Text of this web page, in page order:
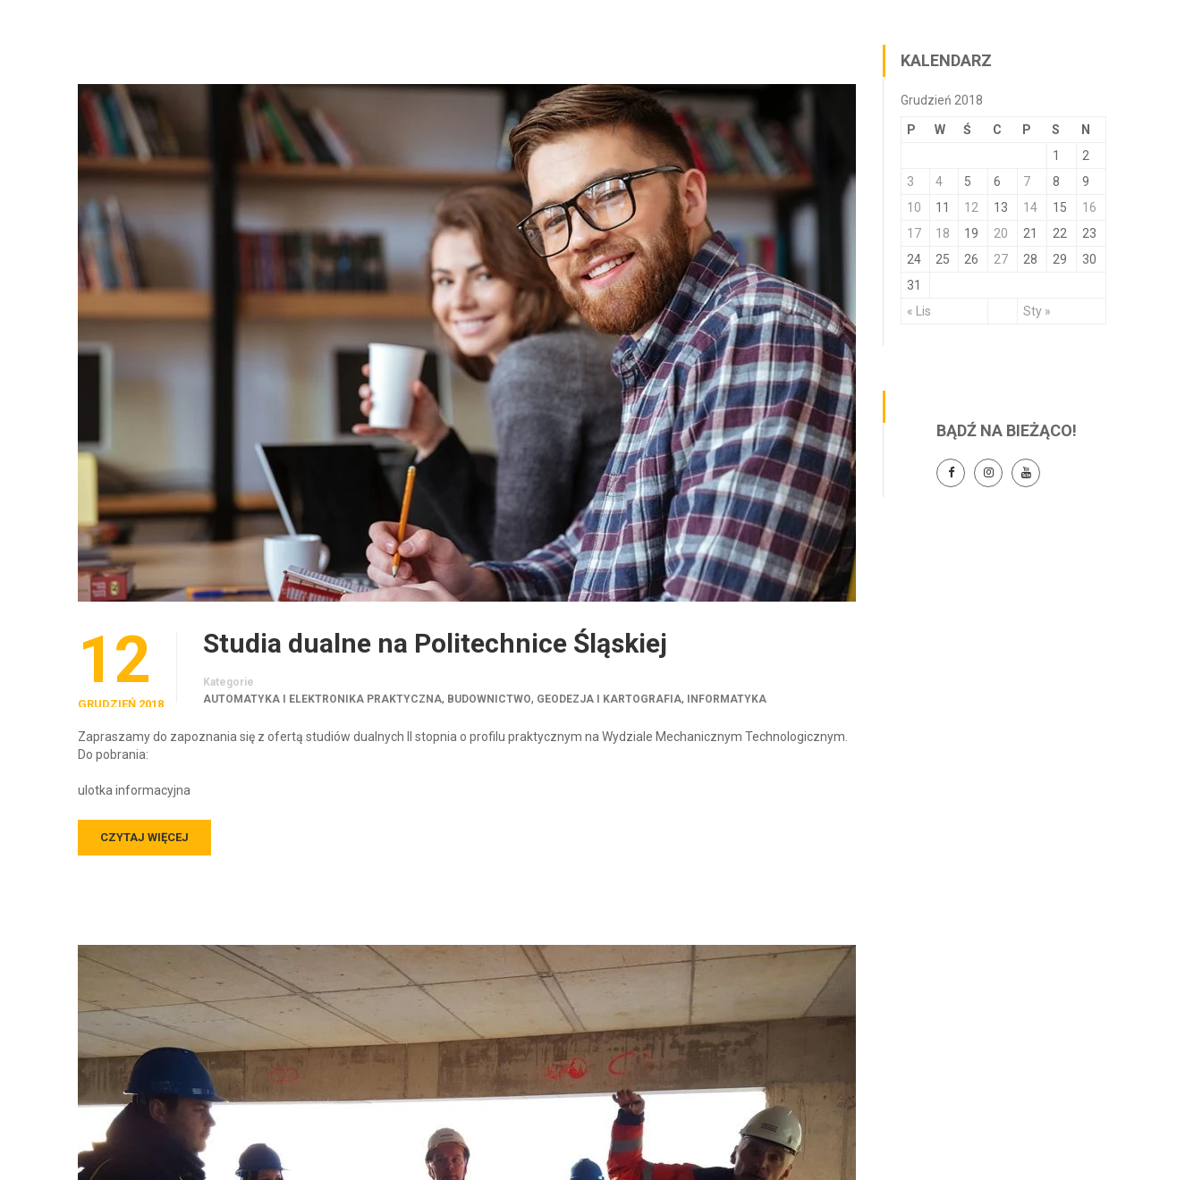
12
GRUDZIEŃ 2018
Studia dualne na Politechnice Śląskiej
Kategorie
AUTOMATYKA I ELEKTRONIKA PRAKTYCZNA, BUDOWNICTWO, GEODEZJA I KARTOGRAFIA, INFORMATYKA
Zapraszamy do zapoznania się z ofertą studiów dualnych II stopnia o profilu praktycznym na Wydziale Mechanicznym Technologicznym.
Do pobrania:
ulotka informacyjna
CZYTAJ WIĘCEJ
KALENDARZ
Grudzień 2018
P W Ś C P S N
« Lis Sty »
1
2
3
4 5 6 7 8
9
10
11 12 13 14 15
16
17
18 19 20 21 22
23
24
25 26 27 28 29
30
31
BĄDŹ NA BIEŻĄCO!